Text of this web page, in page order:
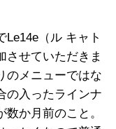
（ル キャト
させていただきま
のメニューではな
の入ったラインナ
か月前のこと。